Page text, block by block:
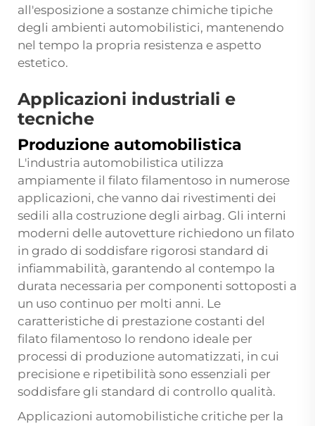
all'esposizione a sostanze chimiche tipiche
degli ambienti automobilistici, mantenendo
nel tempo la propria resistenza e aspetto
estetico.
Applicazioni industriali e
tecniche
Produzione automobilistica
L'industria automobilistica utilizza
ampiamente il filato filamentoso in numerose
applicazioni, che vanno dai rivestimenti dei
sedili alla costruzione degli airbag. Gli interni
moderni delle autovetture richiedono un filato
in grado di soddisfare rigorosi standard di
infiammabilità, garantendo al contempo la
durata necessaria per componenti sottoposti a
un uso continuo per molti anni. Le
caratteristiche di prestazione costanti del
filato filamentoso lo rendono ideale per
processi di produzione automatizzati, in cui
precisione e ripetibilità sono essenziali per
soddisfare gli standard di controllo qualità.
Applicazioni automobilistiche critiche per la